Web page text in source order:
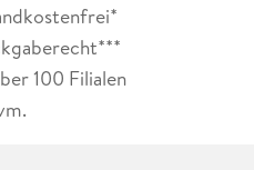
100 Filialen